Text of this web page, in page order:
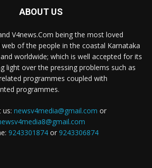
ABOUT US
V4news.Com being the most loved
web of the people in the coastal Karnataka
worldwide; which is well accepted for its
light over the pressing problems such as
programmes coupled with
programmes.
us: newsv4media@gmail.com or
9243301874or 9243306874